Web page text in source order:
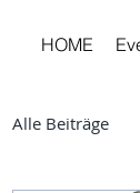
HOME
Alle Beiträge